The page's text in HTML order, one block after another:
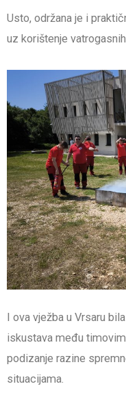
Usto, održana je i
uz korištenje
I ova vježba u Vrsaru
iskustava među
podizanje razine
situacijama.